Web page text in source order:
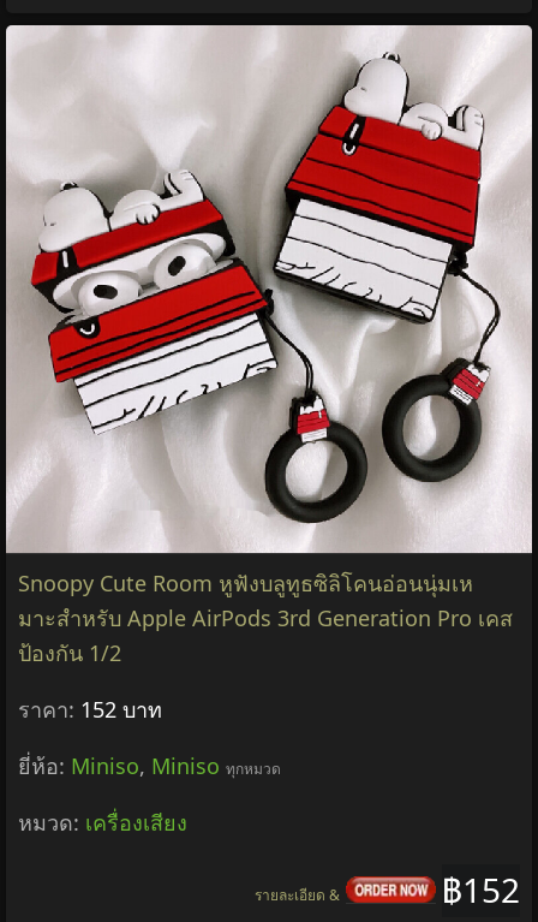
Snoopy Cute Room หูฟังบลูทูธซิลิโคนอ่อนนุ่มเห
มาะสําหรับ Apple AirPods 3rd Generation Pro เคส
ป้องกัน 1/2
ราคา: 152 บาท
ยี่ห้อ: Miniso, Miniso ทุกหมวด
หมวด: เครื่องเสียง
฿152
รายละเอียด &